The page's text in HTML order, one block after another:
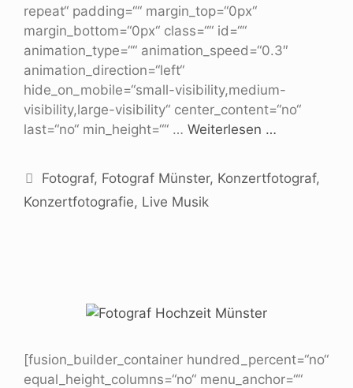
repeat“ padding=““ margin_top=“0px“
margin_bottom=“0px“ class=““ id=““
animation_type=““ animation_speed=“0.3″
animation_direction=“left“
hide_on_mobile=“small-visibility,medium-
visibility,large-visibility“ center_content=“no“
last=“no“ min_height=““ … Weiterlesen …
Fotograf, Fotograf Münster, Konzertfotograf,
Konzertfotografie, Live Musik
[fusion_builder_container hundred_percent=“no“
equal_height_columns=“no“ menu_anchor=““